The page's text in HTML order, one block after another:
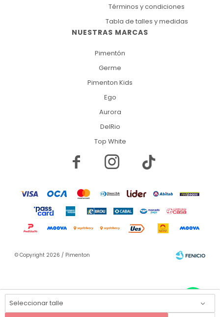
Seleccionar talle
NUESTRAS MARCAS
Pimentón
Germe
Pimenton Kids
Ego
Aurora
DelRio
Top White
Términos y condiciones
Tabla de talles y medidas
 
© Copyright 2026 / Pimenton